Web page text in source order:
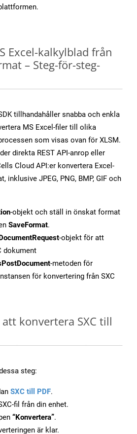
Excel-kalkylblad från
– Steg-för-steg-
tillhandahåller snabba och enkla
MS Excel-filer till olika
som visas ovan för XLSM.
direkta REST API-anrop eller
Cloud API:er konvertera Excel-
inklusive JPEG, PNG, BMP, GIF och
-objekt och ställ in önskat format
SaveFormat.
-objekt för att
dokument
-metoden för
för konvertering från SXC
konvertera SXC till
steg:
SXC till PDF.
fil från din enhet.
“Konvertera”.
är klar.